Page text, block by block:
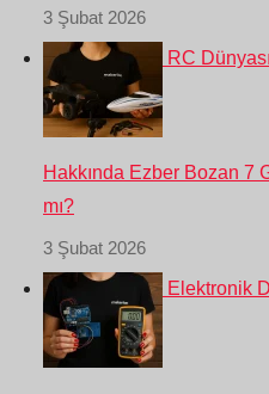
3 Şubat 2026
RC
Hakkında Ezber Bozan 7
mı?
3 Şubat 2026
Elektronik